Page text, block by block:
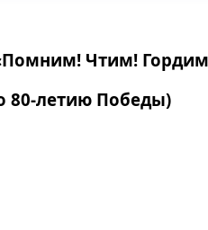
Чтим!
80-летию Победы)